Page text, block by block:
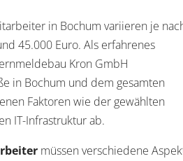
in Bochum variieren je
45.000 Euro. Als erfahrenes
Kron GmbH
in Bochum und dem gesamten
Faktoren wie der gewählten
IT-Infrastruktur ab.
müssen verschiedene